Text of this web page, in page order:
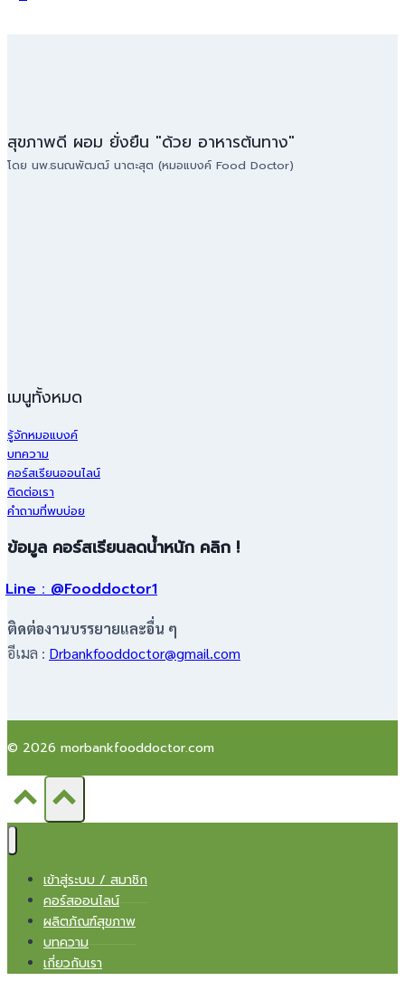
สุขภาพดี ผอม ยั่งยืน "ด้วย อาหารต้นทาง"
โดย นพ.ธนณพัฒฒ์ นาตะสุต (หมอแบงค์ Food Doctor)
เมนูทั้งหมด
รู้จักหมอแบงค์
บทความ
คอร์สเรียนออนไลน์
ติดต่อเรา
คำถามที่พบบ่อย
ข้อมูล คอร์สเรียนลดน้ำหนัก คลิก !
Line : @Fooddoctor1
ติดต่องานบรรยายและอื่น ๆ
อีเมล : Drbankfooddoctor@gmail.com
© 2026 morbankfooddoctor.com
เข้าสู่ระบบ / สมาชิก
คอร์สออนไลน์
ผลิตภัณฑ์สุขภาพ
บทความ
เกี่ยวกับเรา